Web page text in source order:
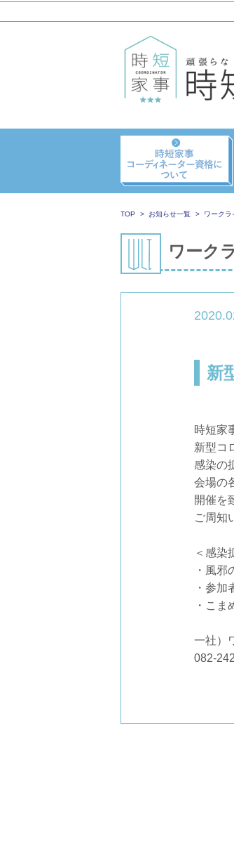
TOP お知らせ一覧 ワーク
ワーク
新
時短家
新型コ
感染の
会場の
開催を
ご周知
＜感染
・風
・参
・こま
一社）
082-